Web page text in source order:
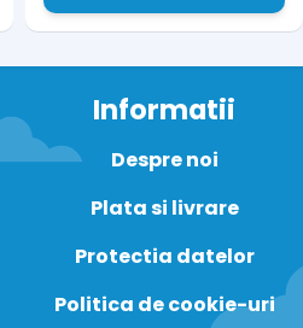
Informatii
Despre noi
Plata si livrare
Protectia datelor
Politica de cookie-uri